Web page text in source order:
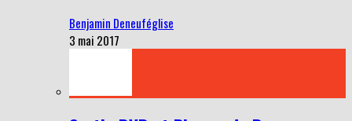
Benjamin Deneuféglise
3 mai 2017